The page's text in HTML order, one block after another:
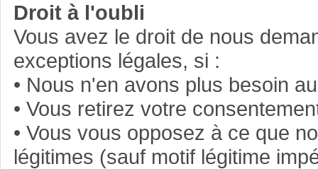
Droit à l'oubli
Vous avez le droit de nous
exceptions légales, si :
• Nous n'en avons plus besoin
• Vous retirez votre
• Vous vous opposez à ce que
légitimes (sauf motif légitime